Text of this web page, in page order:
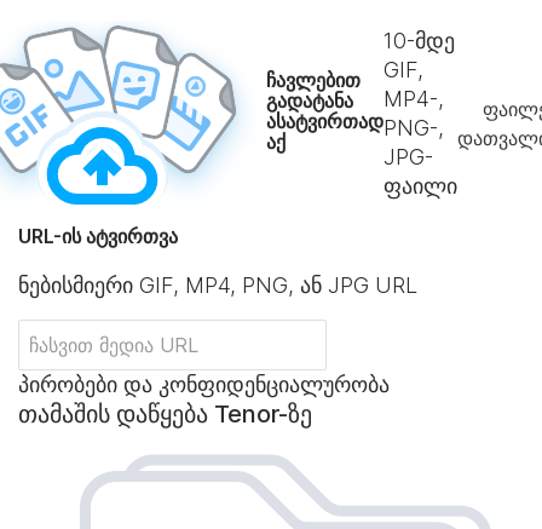
ჩავლებით
გადატანა
ასატვირთად
აქ
10-მდე
GIF,
MP4-,
PNG-,
JPG-
ფაილი
URL-ის ატვირთვა
ნებისმიერი GIF, MP4, PNG, ან JPG URL
პირობები და კონფიდენციალურობა
თამაშის დაწყება Tenor-ზე